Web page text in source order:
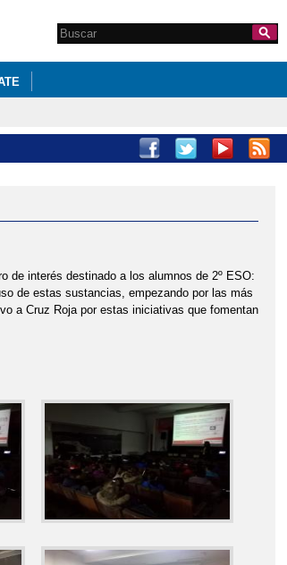
Formulario de
Search this site
de interés destinado a los alumnos de 2º ESO:
de estas sustancias, empezando por las más
a Cruz Roja por estas iniciativas que fomentan